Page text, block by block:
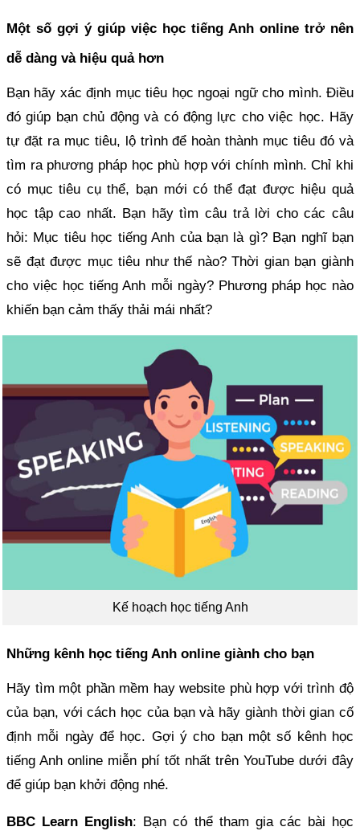
Một số gợi ý giúp việc học tiếng Anh online trở nên
dễ dàng và hiệu quả hơn
Bạn hãy xác định mục tiêu học ngoại ngữ cho mình. Điều
đó giúp bạn chủ động và có động lực cho việc học. Hãy
tự đặt ra mục tiêu, lộ trình để hoàn thành mục tiêu đó và
tìm ra phương pháp học phù hợp với chính mình. Chỉ khi
có mục tiêu cụ thể, bạn mới có thể đạt được hiệu quả
học tập cao nhất. Bạn hãy tìm câu trả lời cho các câu
hỏi: Mục tiêu học tiếng Anh của bạn là gì? Bạn nghĩ bạn
sẽ đạt được mục tiêu như thế nào? Thời gian bạn giành
cho việc học tiếng Anh mỗi ngày? Phương pháp học nào
khiến bạn cảm thấy thải mái nhất?
Kế hoạch học tiếng Anh
Những kênh học tiếng Anh online giành cho bạn
Hãy tìm một phần mềm hay website phù hợp với trình độ
của bạn, với cách học của bạn và hãy giành thời gian cố
định mỗi ngày để học. Gợi ý cho bạn một số kênh học
tiếng Anh online miễn phí tốt nhất trên YouTube dưới đây
để giúp bạn khởi động nhé.
BBC Learn English: Bạn có thể tham gia các bài học